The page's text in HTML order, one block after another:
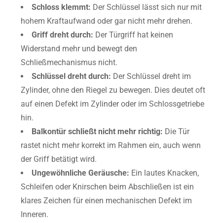
Schloss klemmt: Der Schlüssel lässt sich nur mit
hohem Kraftaufwand oder gar nicht mehr drehen.
Griff dreht durch: Der Türgriff hat keinen
Widerstand mehr und bewegt den
Schließmechanismus nicht.
Schlüssel dreht durch: Der Schlüssel dreht im
Zylinder, ohne den Riegel zu bewegen. Dies deutet oft
auf einen Defekt im Zylinder oder im Schlossgetriebe
hin.
Balkontür schließt nicht mehr richtig: Die Tür
rastet nicht mehr korrekt im Rahmen ein, auch wenn
der Griff betätigt wird.
Ungewöhnliche Geräusche: Ein lautes Knacken,
Schleifen oder Knirschen beim Abschließen ist ein
klares Zeichen für einen mechanischen Defekt im
Inneren.